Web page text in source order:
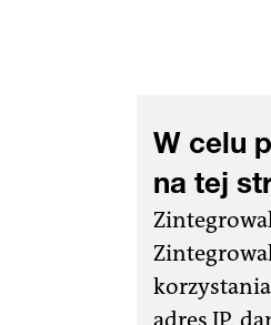
W celu
na tej